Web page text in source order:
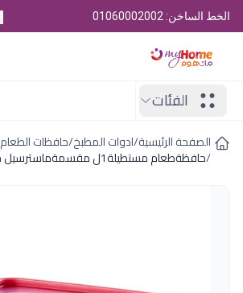
الخط الساخن: 01060002002
الفئات
الصفحة الرئيسية/ادوات المطبخ/حافظات الطعام
/حافظةطعام مستطيلة1ل مقسمةماسترسيل ميكروت